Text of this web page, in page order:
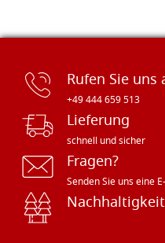
Rufen Sie uns
+49 444 659 513
Lieferung
schnell und sicher
Fragen?
Senden Sie uns eine
Nachhaltigkeit